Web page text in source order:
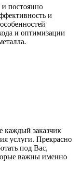
и постоянно
и
и оптимизации
каждый заказчик
услуги. Прекрасно
под Вас,
важны именно